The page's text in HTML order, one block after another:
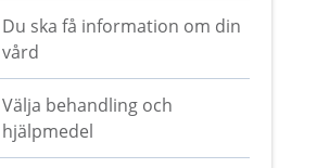
Du ska få information om din
vård
Välja behandling och
hjälpmedel